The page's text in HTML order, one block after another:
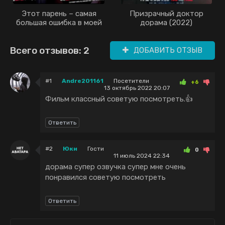
Этот парень – самая
большая ошибка в моей
Desu / Этот парень -
the Biggest Mistake in My
Life / Kono Otoko wa
Jinsei Saidai no
Ayamachidesu (2020)
Призрачный доктор
дорама (2022)
Всего отзывов: 2 ДОБАВИТЬ ОТЗЫВ
#1 Andre201161
Посетители
13 октябрь 2022 20:07
+6
Фильм классный советую посмотреть.👍
Ответить
#2 Юки
Гости
11 июль 2024 22:34
0
дорама супер озвучка супер мне очень
понравился советую посмотреть
Ответить